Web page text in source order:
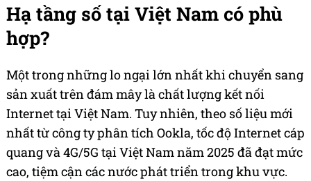
Hạ tầng số tại Việt Nam có phù
hợp?
Một trong những lo ngại lớn nhất khi chuyển sang
sản xuất trên đám mây là chất lượng kết nối
Internet tại Việt Nam. Tuy nhiên, theo số liệu mới
nhất từ công ty phân tích Ookla, tốc độ Internet cáp
quang và 4G/5G tại Việt Nam năm 2025 đã đạt mức
cao, tiệm cận các nước phát triển trong khu vực.